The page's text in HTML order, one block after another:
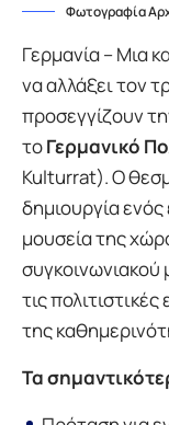
Φωτογραφία
Γερμανία – Μια
να αλλάξει τον
προσεγγίζουν
τοΓερμανικό
Kulturrat). Ο
δημιουργία ενός
μουσεία της
συγκοινωνιακού
τις
της
Τα